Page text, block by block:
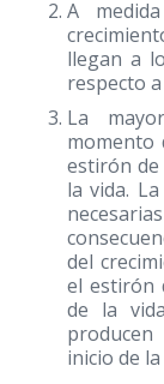
A
llegan a
respecto
La
momento
estirón
la vida.
del
el estirón
de la
inicio de